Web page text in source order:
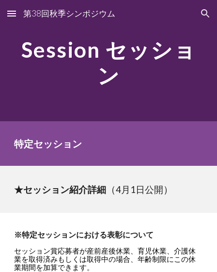
Skip to main content Skip to navigation
第38回秋季シンポジウム
Session セッショ
ン
特定セッション
★セッション紹介詳細 （4月1日公開 ）
※特定セッションにおける表彰について
セッション賞応募者が産前産後休業、育児休業、介護休
業を取得済みもしくは取得中の場合、年齢制限にこの休
業期間を加算できます。